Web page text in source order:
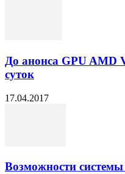
До анонса GPU AMD
суток
17.04.2017
Возможности